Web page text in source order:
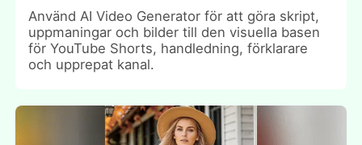
Använd AI Video Generator för att göra skript,
uppmaningar och bilder till den visuella basen
för YouTube Shorts, handledning, förklarare
och upprepat kanal.